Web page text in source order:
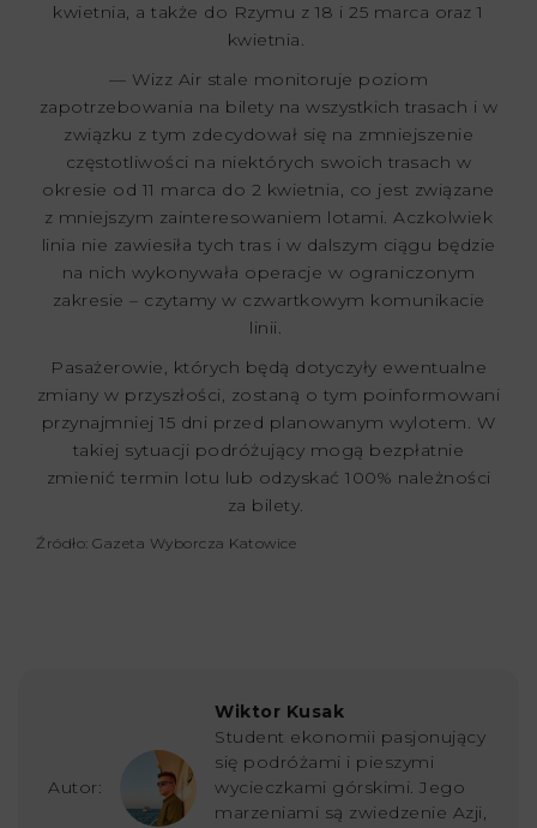
kwietnia, a także do Rzymu z 18 i 25 marca oraz 1
kwietnia.
— Wizz Air stale monitoruje poziom
zapotrzebowania na bilety na wszystkich trasach i w
związku z tym zdecydował się na zmniejszenie
częstotliwości na niektórych swoich trasach w
okresie od 11 marca do 2 kwietnia, co jest związane
z mniejszym zainteresowaniem lotami. Aczkolwiek
linia nie zawiesiła tych tras i w dalszym ciągu będzie
na nich wykonywała operacje w ograniczonym
zakresie – czytamy w czwartkowym komunikacie
linii.
Pasażerowie, których będą dotyczyły ewentualne
zmiany w przyszłości, zostaną o tym poinformowani
przynajmniej 15 dni przed planowanym wylotem. W
takiej sytuacji podróżujący mogą bezpłatnie
zmienić termin lotu lub odzyskać 100% należności
za bilety.
Źródło: Gazeta Wyborcza Katowice
Autor:
Wiktor Kusak
Student ekonomii pasjonujący
się podróżami i pieszymi
wycieczkami górskimi. Jego
marzeniami są zwiedzenie Azji,